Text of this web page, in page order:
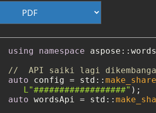
using namespace
//  API saiki lagi
auto config = std::
L"##################"
auto wordsApi = std::